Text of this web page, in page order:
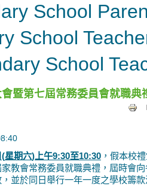
School
School
School
暨第七屆常務委員會就職典
(星期六) 上午9:30至10:30 ，假本校
教會常務委員就職典禮，屆時會向
並於同日舉行一年一度之學校籌款